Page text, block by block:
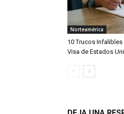
Norteamérica
10 Trucos Infalibles
Visa de Estados